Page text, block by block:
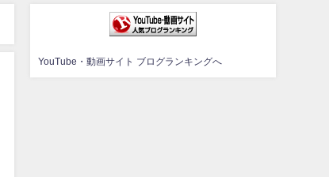
YouTube・動画サイト ブログランキングへ